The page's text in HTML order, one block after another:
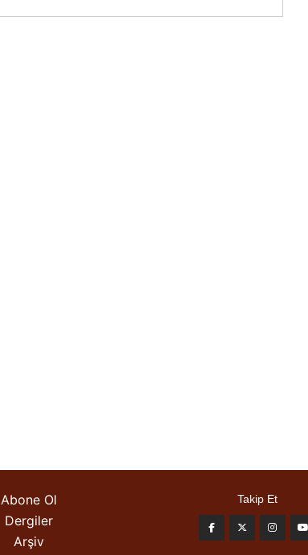
Abone Ol
Dergiler
Arşiv
Takip Et